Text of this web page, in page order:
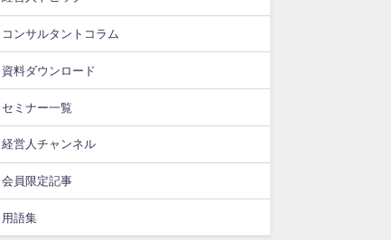
コンサルタントコラム
資料ダウンロード
セミナー一覧
経営人チャンネル
会員限定記事
用語集